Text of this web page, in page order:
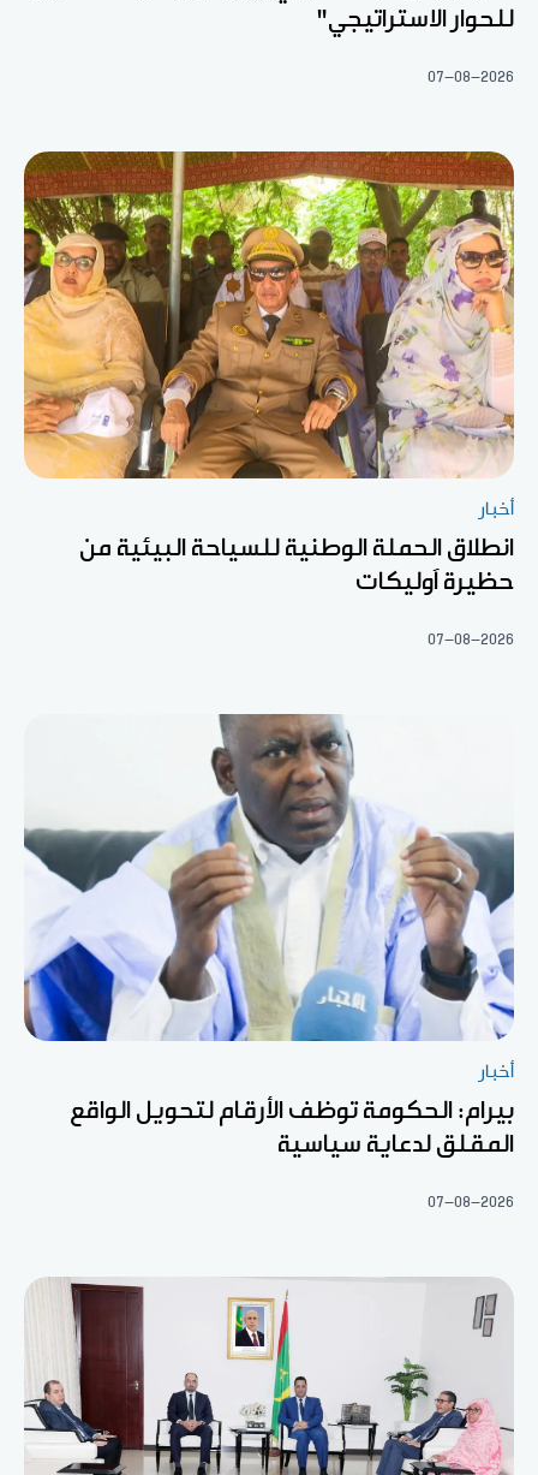
للحوار الاستراتيجي"
07-08-2026
أخبار
انطلاق الحملة الوطنية للسياحة البيئية من
حظيرة آوليكات
07-08-2026
أخبار
بيرام: الحكومة توظف الأرقام لتحويل الواقع
المقلق لدعاية سياسية
07-08-2026